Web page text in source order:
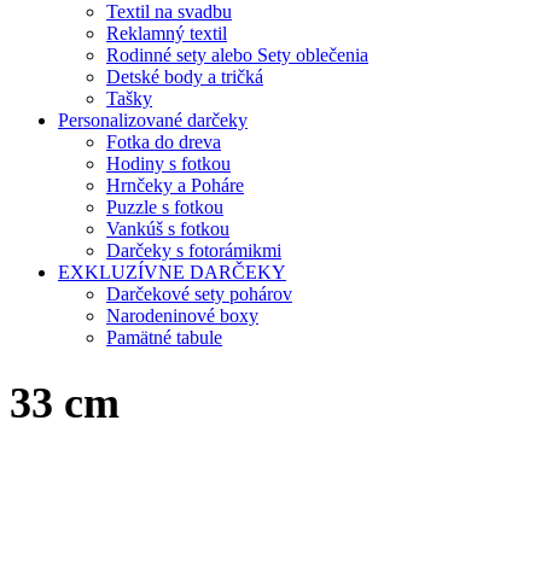
Textil na svadbu
Reklamný textil
Rodinné sety alebo Sety oblečenia
Detské body a tričká
Tašky
Personalizované darčeky
Fotka do dreva
Hodiny s fotkou
Hrnčeky a Poháre
Puzzle s fotkou
Vankúš s fotkou
Darčeky s fotorámikmi
EXKLUZÍVNE DARČEKY
Darčekové sety pohárov
Narodeninové boxy
Pamätné tabule
33 cm